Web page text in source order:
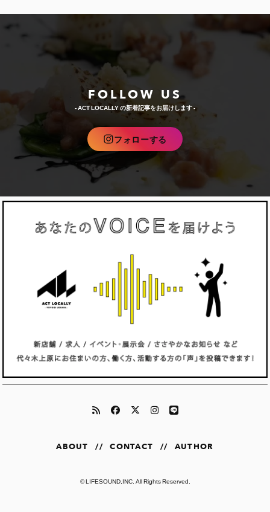
FOLLOW US
- ACT LOCALLY の新着記事をお届けします -
フォローする
ABOUT // CONTACT // AUTHOR
©LIFESOUND,INC. All Rights Reserved.